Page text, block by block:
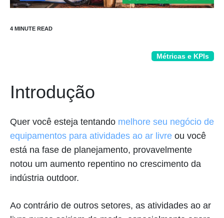
Métricas e KPIs
Introdução
Quer você esteja tentando melhore seu negócio de
equipamentos para atividades ao ar livre ou você
está na fase de planejamento, provavelmente
notou um aumento repentino no crescimento da
indústria outdoor.
Ao contrário de outros setores, as atividades ao ar